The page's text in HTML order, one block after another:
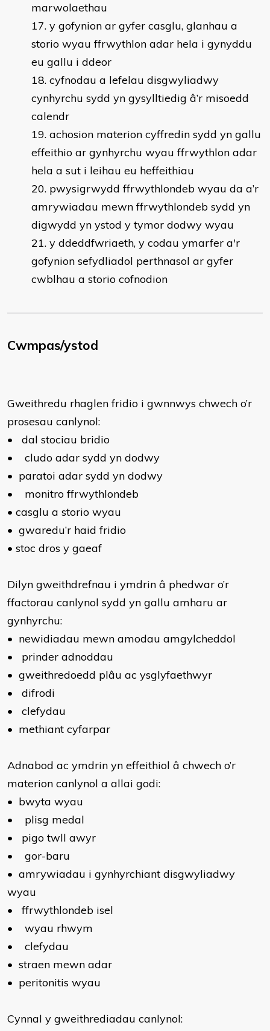
marwolaethau
y gofynion ar gyfer casglu, glanhau a
storio wyau ffrwythlon adar hela i gynyddu
eu gallu i ddeor
cyfnodau a lefelau disgwyliadwy
cynhyrchu sydd yn gysylltiedig â’r misoedd
calendr
achosion materion cyffredin sydd yn gallu
effeithio ar gynhyrchu wyau ffrwythlon adar
hela a sut i leihau eu heffeithiau
pwysigrwydd ffrwythlondeb wyau da a’r
amrywiadau mewn ffrwythlondeb sydd yn
digwydd yn ystod y tymor dodwy wyau
y ddeddfwriaeth, y codau ymarfer a'r
gofynion sefydliadol perthnasol ar gyfer
cwblhau a storio cofnodion
Cwmpas/ystod
Gweithredu rhaglen fridio i gwnnwys chwech o’r
prosesau canlynol:
•
dal stociau bridio
•
cludo adar sydd yn dodwy
• paratoi adar sydd yn dodwy
•
monitro ffrwythlondeb
• casglu a storio wyau
• gwaredu’r haid fridio
• stoc dros y gaeaf
Dilyn gweithdrefnau i ymdrin â phedwar o’r
ffactorau canlynol sydd yn gallu amharu ar
gynhyrchu:
• newidiadau mewn amodau amgylcheddol
•
prinder adnoddau
• gweithredoedd plâu ac ysglyfaethwyr
•
difrodi
•
clefydau
• methiant cyfarpar
Adnabod ac ymdrin yn effeithiol â chwech o’r
materion canlynol a allai godi:
• bwyta wyau
•
plisg medal
•
pigo twll awyr
•
gor-baru
• amrywiadau i gynhyrchiant disgwyliadwy
wyau
•
ffrwythlondeb isel
•
wyau rhwym
•
clefydau
• straen mewn adar
• peritonitis wyau
Cynnal y gweithrediadau canlynol: